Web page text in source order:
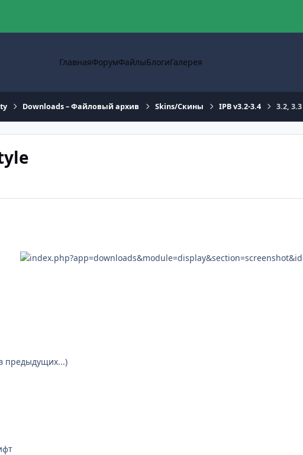
ГлавнаяФорумФайлыБлогиГалерея
Downloads – Файловый архив Skins/Скины IPB v3.2-3.4 3.2,
предыдущих...)